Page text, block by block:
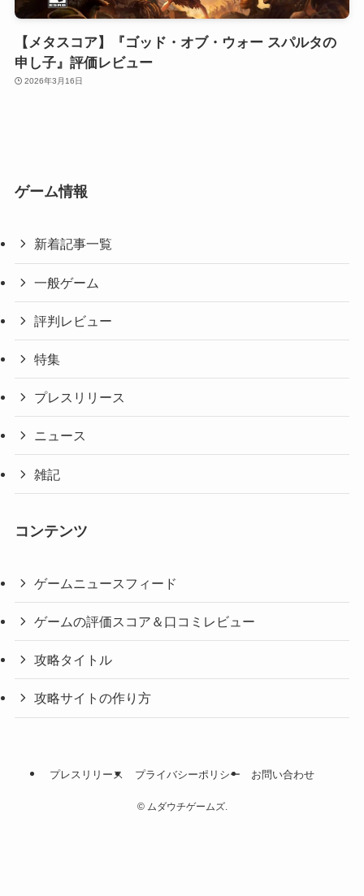
【メタスコア】『ゴッド・オブ・ウォー スパルタの
申し子』評価レビュー
2026年3月16日
ゲーム情報
新着記事一覧
一般ゲーム
評判レビュー
特集
プレスリリース
ニュース
雑記
コンテンツ
ゲームニュースフィード
ゲームの評価スコア＆口コミレビュー
攻略タイトル
攻略サイトの作り方
プレスリリース プライバシーポリシー お問い合わせ
©ムダウチゲームズ.